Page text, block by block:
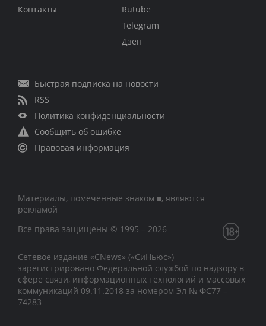
Контакты
Rutube
Telegram
Дзен
Быстрая подписка на новости
RSS
Политика конфиденциальности
Сообщить об ошибке
Правовая информация
Материалы, помеченные знаком ■, являются
рекламой
Все права защищены © 1995 – 2026
Сетевое издание «CNews» («СиНьюс»)
зарегистрировано Федеральной службой по надзору в
сфере связи, информационных технологий и массовых
коммуникаций 09.11.2018 за номером Эл № ФС77 –
74283